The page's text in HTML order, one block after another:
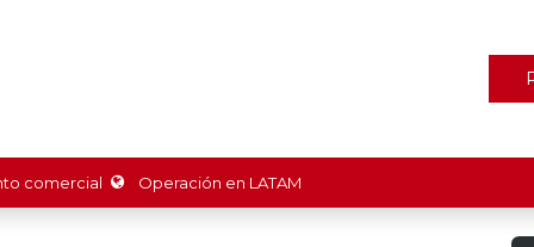
comercial Operación en LATAM